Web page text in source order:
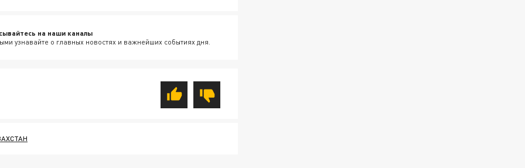
на наши каналы
узнавайте о главных новостях и важнейших событиях дня.